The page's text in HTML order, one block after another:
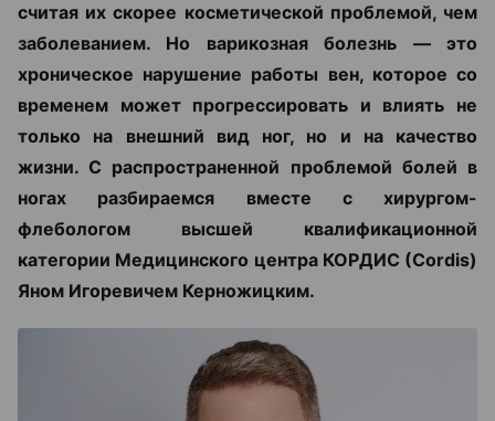
считая их скорее косметической проблемой, чем
заболеванием. Но варикозная болезнь — это
хроническое нарушение работы вен, которое со
временем может прогрессировать и влиять не
только на внешний вид ног, но и на качество
жизни. С распространенной проблемой болей в
ногах разбираемся вместе с хирургом-
флебологом высшей квалификационной
категории Медицинского центра КОРДИС (Cordis)
Яном Игоревичем Керножицким.